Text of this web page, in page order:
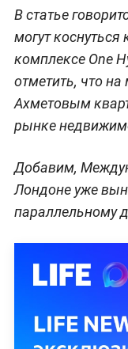
В статье
могут
комплексе One
отметить, что
Ахметовым
рынке
Добавим,
Лондоне уже
параллельному